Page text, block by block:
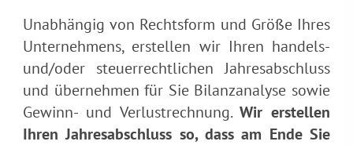
Unabhängig von Rechtsform und Größe Ihres
Unternehmens, erstellen wir Ihren handels-
und/oder steuerrechtlichen Jahresabschluss
und übernehmen für Sie Bilanzanalyse sowie
Gewinn- und Verlustrechnung.Wir erstellen
Ihren Jahresabschluss so, dass am Ende Sie